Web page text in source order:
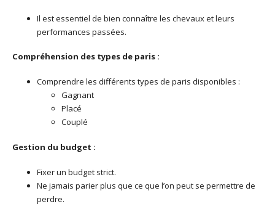
Il est essentiel de bien connaître les chevaux et leurs
performances passées.
Compréhension des types de paris :
Comprendre les différents types de paris disponibles :
Gagnant
Placé
Couplé
Gestion du budget :
Fixer un budget strict.
Ne jamais parier plus que ce que l’on peut se permettre de
perdre.